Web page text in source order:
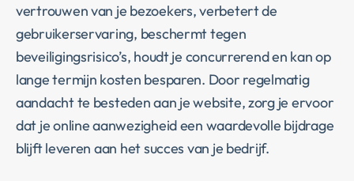
vertrouwen van je bezoekers, verbetert de
gebruikerservaring, beschermt tegen
beveiligingsrisico’s, houdt je concurrerend en kan op
lange termijn kosten besparen. Door regelmatig
aandacht te besteden aan je website, zorg je ervoor
dat je online aanwezigheid een waardevolle bijdrage
blijft leveren aan het succes van je bedrijf.